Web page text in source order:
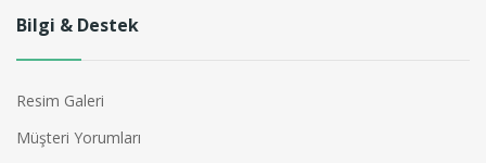
Bilgi & Destek
Resim Galeri
Müşteri Yorumları